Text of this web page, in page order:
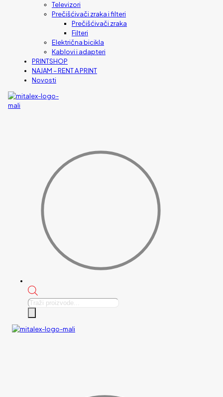
Televizori
Prečišćivači zraka i filteri
Prečišćivači zraka
Filteri
Električna bicikla
Kablovi i adapteri
PRINTSHOP
NAJAM – RENT A PRINT
Novosti
Products